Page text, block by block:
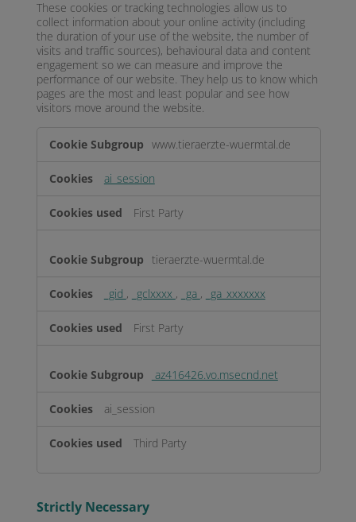
These cookies or tracking technologies allow us to
collect information about your online activity (including
the duration of your use of the website, the number of
visits and traffic sources), behavioural data and content
engagement so we can measure and improve the
performance of our website. They help us to know which
pages are the most and least popular and see how
visitors move around the website.
www.tieraerzte-wuermtal.de
ai_session
First Party
tieraerzte-wuermtal.de
_gid , _gclxxxx , _ga , _ga_xxxxxxx
First Party
az416426.vo.msecnd.net
ai_session
Third Party
Strictly Necessary